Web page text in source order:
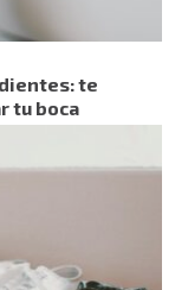
te
tu boca